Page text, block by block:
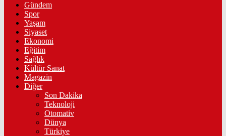
Gündem
Spor
Yaşam
Siyaset
Ekonomi
Eğitim
Sağlık
Kültür Sanat
Magazin
Diğer
Son Dakika
Teknoloji
Otomativ
Dünya
Türkiye